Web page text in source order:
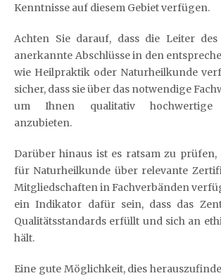
Kenntnisse auf diesem Gebiet verfügen.
Achten Sie darauf, dass die Leiter
anerkannte Abschlüsse in den
wie Heilpraktik oder Naturheilkunde
sicher, dass sie über das notwendige
um Ihnen qualitativ hochwertige
anzubieten.
Darüber hinaus ist es ratsam zu prüfen,
für Naturheilkunde über relevante
Mitgliedschaften in Fachverbänden
ein Indikator dafür sein, dass das
Qualitätsstandards erfüllt und sich an
hält.
Eine gute Möglichkeit, dies